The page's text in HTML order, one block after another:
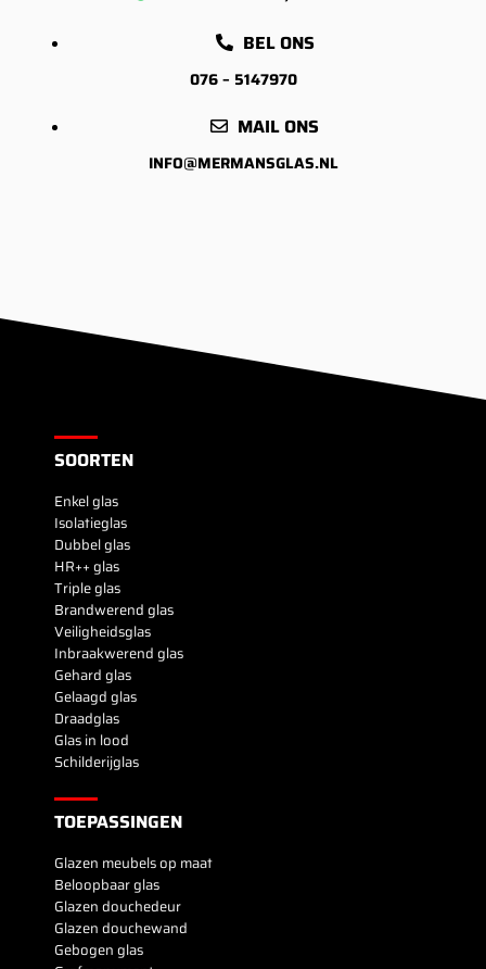
BEL ONS
076 – 5147970
MAIL ONS
INFO@MERMANSGLAS.NL
SOORTEN
Enkel glas
Isolatieglas
Dubbel glas
HR++ glas
Triple glas
Brandwerend glas
Veiligheidsglas
Inbraakwerend glas
Gehard glas
Gelaagd glas
Draadglas
Glas in lood
Schilderijglas
TOEPASSINGEN
Glazen meubels op maat
Beloopbaar glas
Glazen douchedeur
Glazen douchewand
Gebogen glas